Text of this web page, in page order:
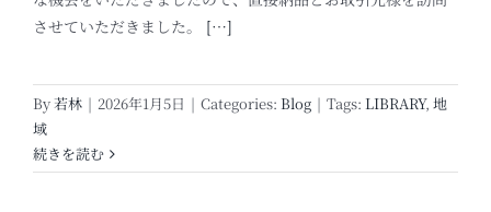
させていただきました。 […]
By若林 | 2026年1月5日 | Categories: Blog | Tags: LIBRARY, 地
域
続きを読む